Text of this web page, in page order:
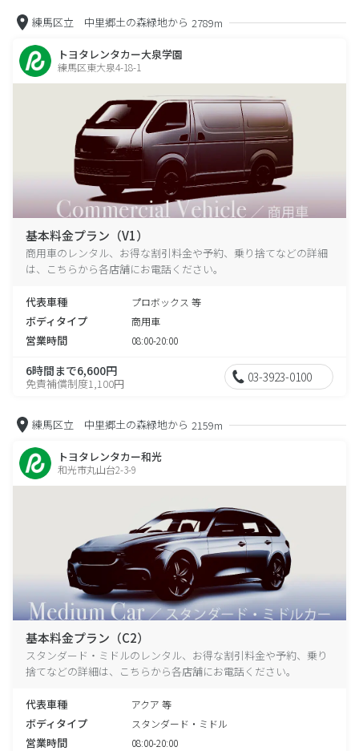
練馬区立 中里郷土の森緑地から 2789m
トヨタレンタカー大泉学園
練馬区東大泉4-18-1
基本料金プラン（V1）
商用車のレンタル、お得な割引料金や予約、乗り捨てなどの詳細
は、こちらから各店舗にお電話ください。
代表車種 プロボックス 等
ボディタイプ 商用車
営業時間 08:00-20:00
6時間まで6,600円
免責補償制度1,100円 03-3923-0100
練馬区立 中里郷土の森緑地から 2159m
トヨタレンタカー和光
和光市丸山台2-3-9
基本料金プラン（C2）
スタンダード・ミドルのレンタル、お得な割引料金や予約、乗り
捨てなどの詳細は、こちらから各店舗にお電話ください。
代表車種 アクア 等
ボディタイプ スタンダード・ミドル
営業時間 08:00-20:00